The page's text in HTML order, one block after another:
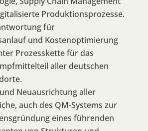
Produktionsprozesse.
für
und Kostenoptimierung
Prozesskette für das
aller deutschen
Neuausrichtung aller
auch des QM-Systems zur
eines führenden